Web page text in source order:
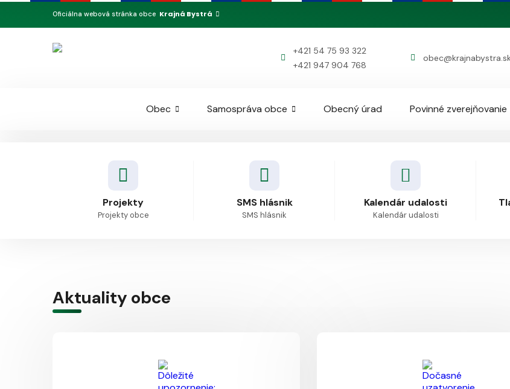
Oficiálna webová stránka obce Krajná Bystrá
+421 54 75 93 322
+421 947 904 768
Obec Samospráva obce Obecný úrad Povinné zverejňovanie
Projekty
Projekty obce
SMS hlásnik
SMS hlásnik
Kalendár udalosti
Kalendár udalosti
Aktuality obce